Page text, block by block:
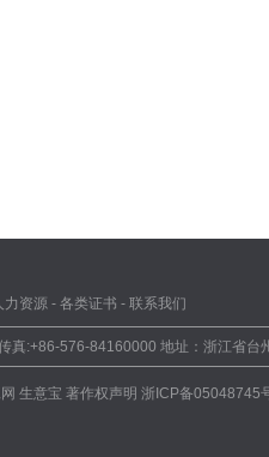
力资源 - 各类证书 - 联系我们
:+86-576-84160000 地址：浙江省台
生意宝 著作权声明 浙ICP备05048745